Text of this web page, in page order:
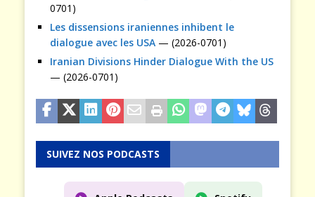
0701)
Les dissensions iraniennes inhibent le
dialogue avec les USA — (2026-0701)
Iranian Divisions Hinder Dialogue With the US
— (2026-0701)
SUIVEZ NOS PODCASTS